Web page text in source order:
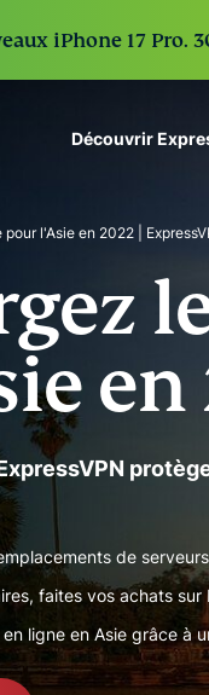
iPhone 17
Découvrir
VPN protection for
scale.
l'Asie en 2022 |
en
de
faites vos achats
ligne en Asie grâce à